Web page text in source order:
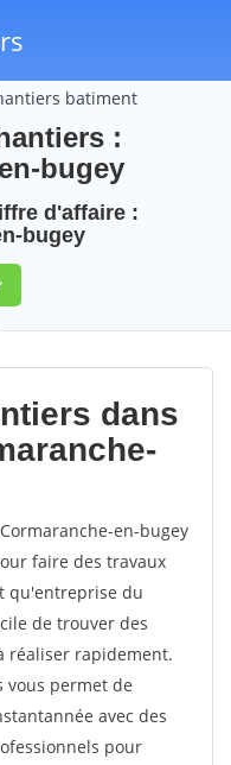
batiment
:
bugey
d'affaire :
bugey
dans
en-bugey
faire des travaux
qu'entreprise du
de trouver des
réaliser rapidement.
vous permet de
avec des
pour